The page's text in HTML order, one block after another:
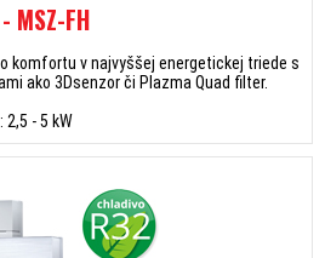
MSZ-FH
komfortu v najvyššej energetickej triede s
ako 3Dsenzor či Plazma Quad filter.
2,5 - 5 kW